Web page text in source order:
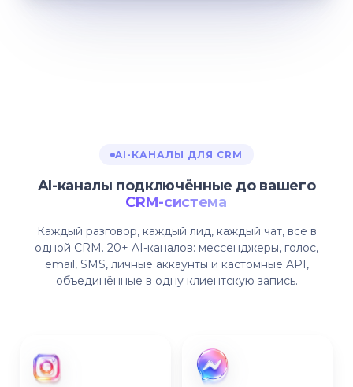
AI-КАНАЛЫ ДЛЯ CRM
AI-каналы подключённые до вашего
CRM-система
Каждый разговор, каждый лид, каждый чат, всё в
одной CRM. 20+ AI-каналов: мессенджеры, голос,
email, SMS, личные аккаунты и кастомные API,
объединённые в одну клиентскую запись.